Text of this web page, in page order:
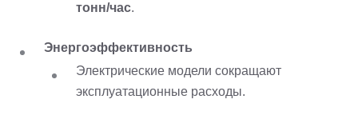
тонн/час.
Энергоэффективность
Электрические модели сокращают
эксплуатационные расходы.